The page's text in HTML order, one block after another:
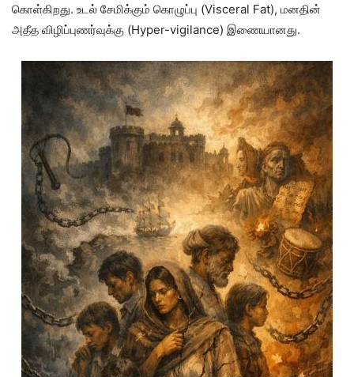
கொள்கிறது. உடல் சேமிக்கும் கொழுப்பு (Visceral Fat), மனதின்
அதீத விழிப்புணர்வுக்கு (Hyper-vigilance) இணையானது.